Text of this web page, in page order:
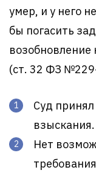
умер, и у него
бы погасить
возобновление
(ст. 32 ФЗ
Суд
взыскания.
Нет